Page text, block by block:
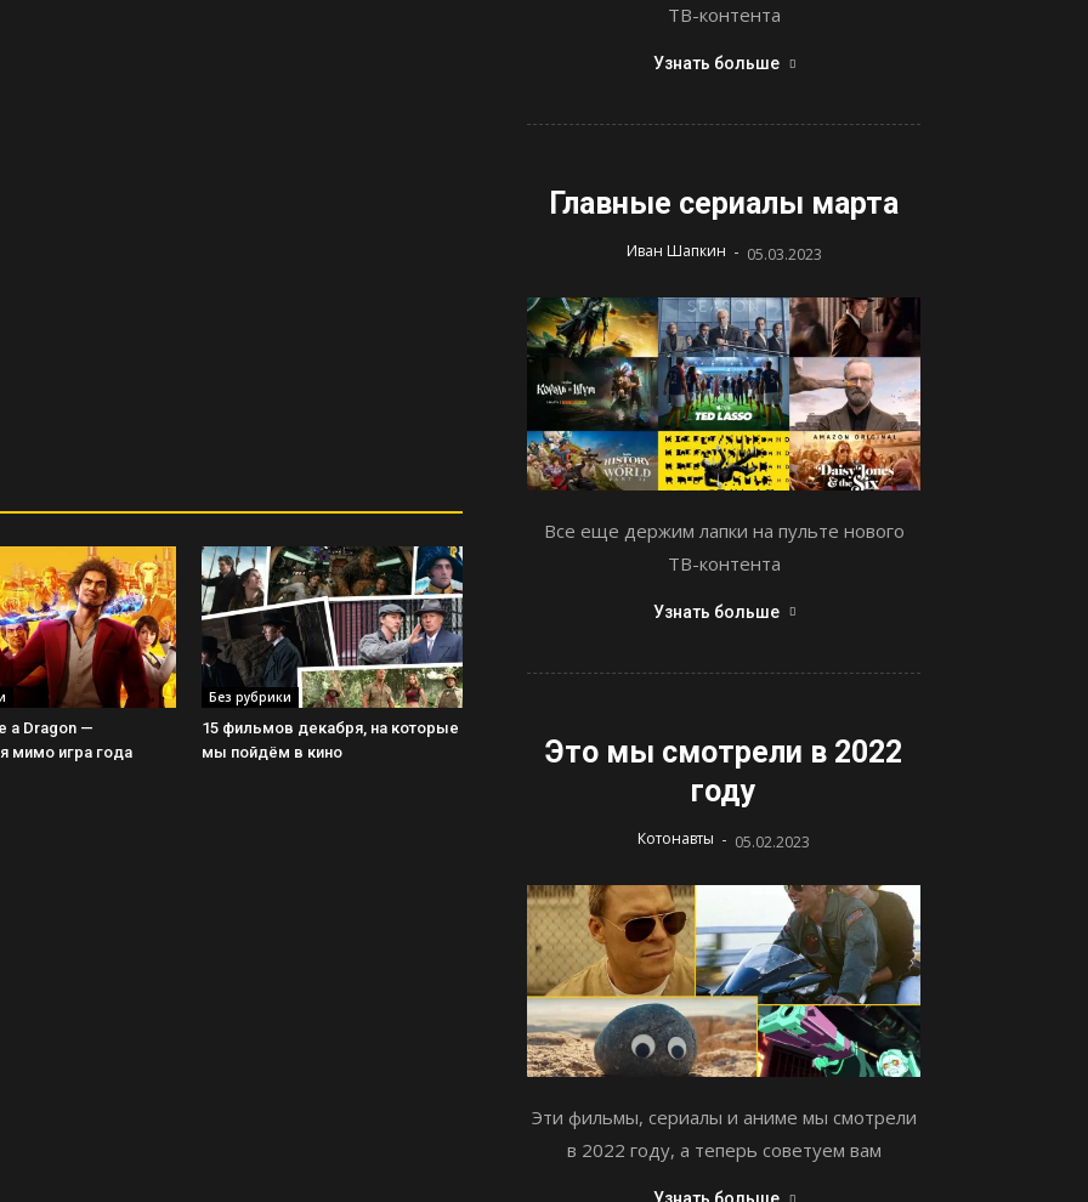
a Dragon —
мимо игра года
Без рубрики
15 фильмов декабря, на которые
мы пойдём в кино
ТВ-контента
Узнать больше
Главные сериалы марта
Иван Шапкин - 05.03.2023
Все еще держим лапки на пульте нового
ТВ-контента
Узнать больше
Это мы смотрели в 2022
году
Котонавты - 05.02.2023
Эти фильмы, сериалы и аниме мы смотрели
в 2022 году, а теперь советуем вам